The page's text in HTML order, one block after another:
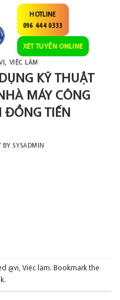
HOTLINE
096 444 0333
XÉT TUYỂN ONLINE
, VIỆC LÀM
KỸ THUẬT
MÁY CÔNG
ĐỒNG TIẾN
BY SYSADMIN
@vi, Việc làm. Bookmark the
.